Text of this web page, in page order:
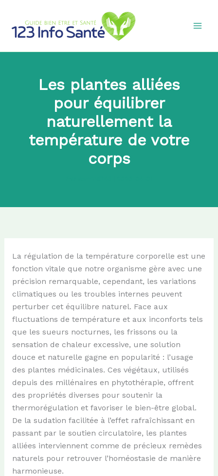
contenu
Les plantes alliées
pour équilibrer
naturellement la
température de votre
corps
La régulation de la température corporelle est une
fonction vitale que notre organisme gère avec une
précision remarquable, cependant, les variations
climatiques ou les troubles internes peuvent
perturber cet équilibre naturel. Face aux
fluctuations de température et aux inconforts tels
que les sueurs nocturnes, les frissons ou la
sensation de chaleur excessive, une solution
douce et naturelle gagne en popularité : l’usage
des plantes médicinales. Ces végétaux, utilisés
depuis des millénaires en phytothérapie, offrent
des propriétés diverses pour soutenir la
thermorégulation et favoriser le bien-être global.
De la sudation facilitée à l’effet rafraîchissant en
passant par le soutien circulatoire, les plantes
alliées interviennent comme de précieux remèdes
naturels pour retrouver l’homéostasie de manière
harmonieuse.